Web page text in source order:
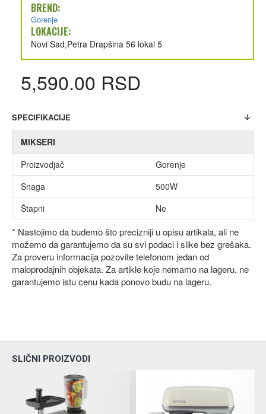
BREND:
Gorenje
LOKACIJE:
Novi Sad,Petra Drapšina 56 lokal 5
5,590.00 RSD
SPECIFIKACIJE
MIKSERI
Proizvodjač
Gorenje
Snaga
500W
Štapni
Ne
* Nastojimo da budemo što precizniji u opisu artikala, ali ne
možemo da garantujemo da su svi podaci i slike bez grešaka.
Za proveru informacija pozovite telefonom jedan od
maloprodajnih objekata. Za artikle koje nemamo na lageru, ne
garantujemo istu cenu kada ponovo budu na lageru.
SLIČNI PROIZVODI